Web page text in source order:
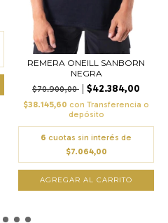
REMERA ONEILL SANBORN
NEGRA
$70.900,00 $42.384,00
$38.145,60 con Transferencia o
depósito
6 cuotas sin interés de
$7.064,00
AGREGAR AL CARRITO